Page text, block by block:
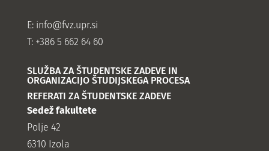
E: info@fvz.upr.si
T: +386 5 662 64 60
SLUŽBA ZA ŠTUDENTSKE ZADEVE IN
ORGANIZACIJO ŠTUDIJSKEGA PROCESA
REFERATI ZA ŠTUDENTSKE ZADEVE
Sedež fakultete
Polje 42
6310 Izola